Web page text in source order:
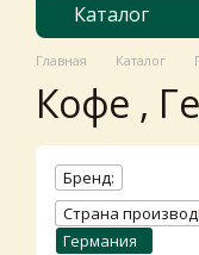
Каталог
Главная Каталог
Кофе ,
Бренд:
Страна
Германия